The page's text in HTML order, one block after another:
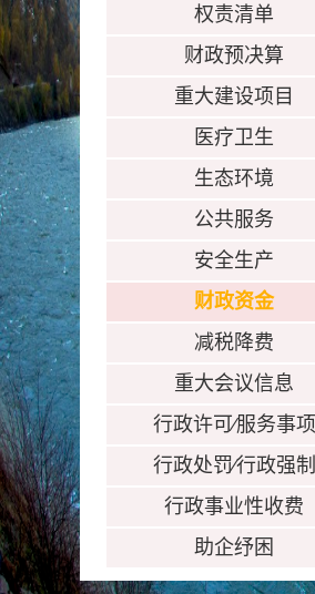
权责清单
财政预决算
重大建设项目
医疗卫生
生态环境
公共服务
安全生产
财政资金
减税降费
重大会议信息
行政许可⁄服务事项
行政处罚⁄行政强制
行政事业性收费
助企纾困